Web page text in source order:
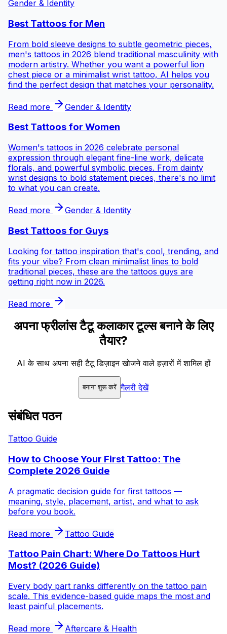
Gender & Identity
Best Tattoos for Men
From bold sleeve designs to subtle geometric pieces,
men's tattoos in 2026 blend traditional masculinity with
modern artistry. Whether you want a powerful lion
chest piece or a minimalist wrist tattoo, AI helps you
find the perfect design that matches your personality.
Read more Gender & Identity
Best Tattoos for Women
Women's tattoos in 2026 celebrate personal
expression through elegant fine-line work, delicate
florals, and powerful symbolic pieces. From dainty
wrist designs to bold statement pieces, there's no limit
to what you can create.
Read more Gender & Identity
Best Tattoos for Guys
Looking for tattoo inspiration that's cool, trending, and
fits your vibe? From clean minimalist lines to bold
traditional pieces, these are the tattoos guys are
getting right now in 2026.
Read more
अपना फ्रीलांस टैटू कलाकार टूल्स बनाने के लिए
तैयार?
AI के साथ अपना सही टैटू डिज़ाइन खोजने वाले हज़ारों में शामिल हों
बनाना शुरू करें गैलरी देखें
संबंधित पठन
Tattoo Guide
How to Choose Your First Tattoo: The
Complete 2026 Guide
A pragmatic decision guide for first tattoos —
meaning, style, placement, artist, and what to ask
before you book.
Read more Tattoo Guide
Tattoo Pain Chart: Where Do Tattoos Hurt
Most? (2026 Guide)
Every body part ranks differently on the tattoo pain
scale. This evidence-based guide maps the most and
least painful placements.
Read more Aftercare & Health